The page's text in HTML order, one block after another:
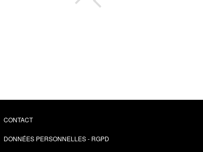
CONTACT
DONNÉES PERSONNELLES - RGPD